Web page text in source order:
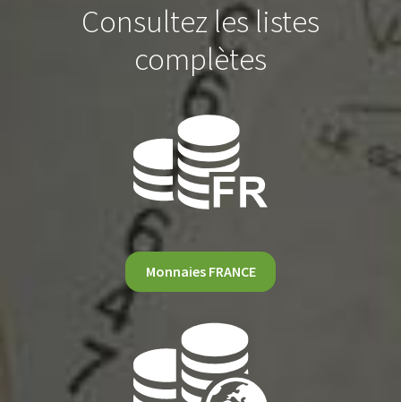
Consultez les listes
complètes
Monnaies FRANCE